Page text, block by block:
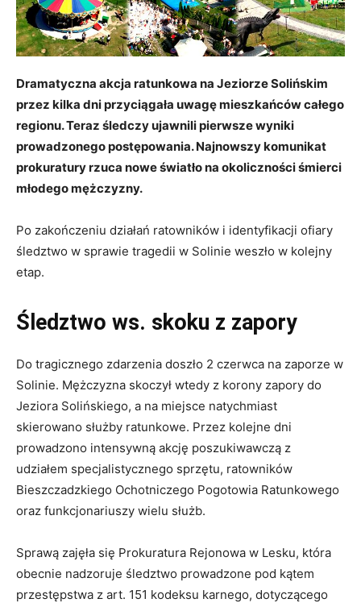
Dramatyczna akcja ratunkowa na Jeziorze Solińskim
przez kilka dni przyciągała uwagę mieszkańców całego
regionu. Teraz śledczy ujawnili pierwsze wyniki
prowadzonego postępowania. Najnowszy komunikat
prokuratury rzuca nowe światło na okoliczności śmierci
młodego mężczyzny.
Po zakończeniu działań ratowników i identyfikacji ofiary
śledztwo w sprawie tragedii w Solinie weszło w kolejny
etap.
Śledztwo ws. skoku z zapory
Do tragicznego zdarzenia doszło 2 czerwca na zaporze w
Solinie. Mężczyzna skoczył wtedy z korony zapory do
Jeziora Solińskiego, a na miejsce natychmiast
skierowano służby ratunkowe. Przez kolejne dni
prowadzono intensywną akcję poszukiwawczą z
udziałem specjalistycznego sprzętu, ratowników
Bieszczadzkiego Ochotniczego Pogotowia Ratunkowego
oraz funkcjonariuszy wielu służb.
Sprawą zajęła się Prokuratura Rejonowa w Lesku, która
obecnie nadzoruje śledztwo prowadzone pod kątem
przestępstwa z art. 151 kodeksu karnego, dotyczącego